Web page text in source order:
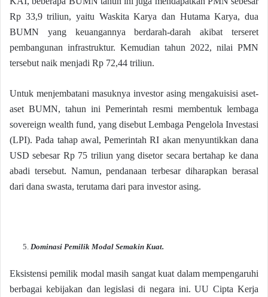
Rp 33,9 triliun, yaitu Waskita Karya dan Hutama Karya, dua
BUMN yang keuangannya berdarah-darah akibat terseret
pembangunan infrastruktur. Kemudian tahun 2022, nilai PMN
tersebut naik menjadi Rp 72,44 triliun.
Untuk menjembatani masuknya investor asing mengakuisisi aset-
aset BUMN, tahun ini Pemerintah resmi membentuk lembaga
sovereign wealth fund, yang disebut Lembaga Pengelola Investasi
(LPI). Pada tahap awal, Pemerintah RI akan menyuntikkan dana
USD sebesar Rp 75 triliun yang disetor secara bertahap ke dana
abadi tersebut. Namun, pendanaan terbesar diharapkan berasal
dari dana swasta, terutama dari para investor asing.
Dominasi Pemilik Modal Semakin Kuat.
Eksistensi pemilik modal masih sangat kuat dalam mempengaruhi
berbagai kebijakan dan legislasi di negara ini. UU Cipta Kerja